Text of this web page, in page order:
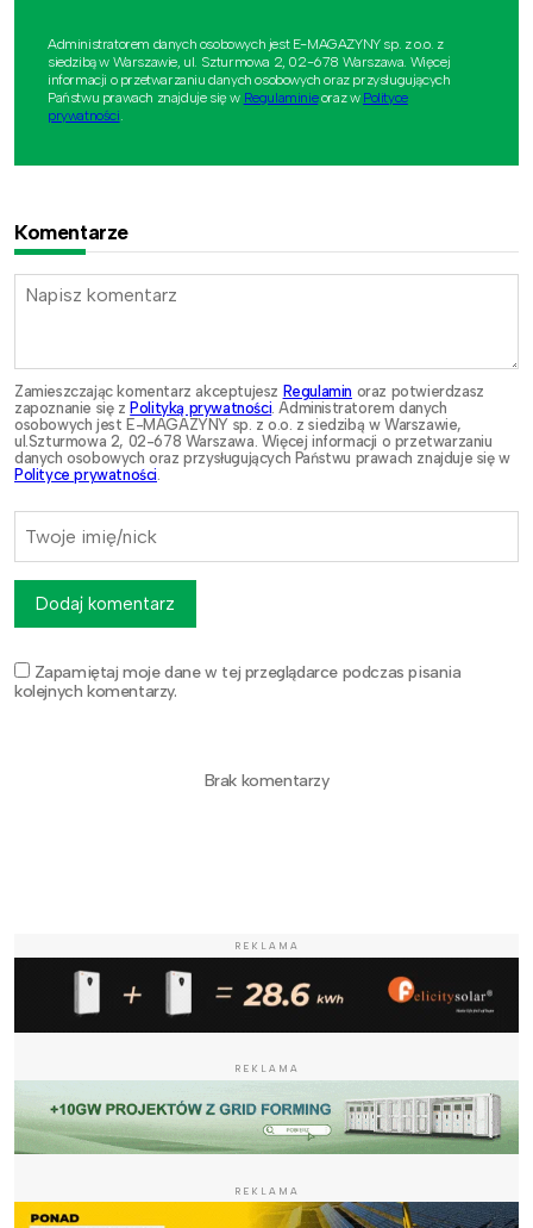
Administratorem danych osobowych jest E-MAGAZYNY sp. z o.o. z
siedzibą w Warszawie, ul. Szturmowa 2, 02-678 Warszawa. Więcej
informacji o przetwarzaniu danych osobowych oraz przysługujących
Państwu prawach znajduje się w Regulaminieoraz w Polityce
prywatności
Komentarze
Zamieszczając komentarz akceptujesz Regulamin oraz potwierdzasz
zapoznanie się z Polityką prywatności. Administratorem danych
osobowych jest E-MAGAZYNY sp. z o.o. z siedzibą w Warszawie,
ul.Szturmowa 2, 02-678 Warszawa. Więcej informacji o przetwarzaniu
danych osobowych oraz przysługujących Państwu prawach znajduje się w
Polityce prywatności.
Zapamiętaj moje dane w tej przeglądarce podczas pisania
kolejnych komentarzy.
Dodaj komentarz
Brak komentarzy
REKLAMA
REKLAMA
REKLAMA